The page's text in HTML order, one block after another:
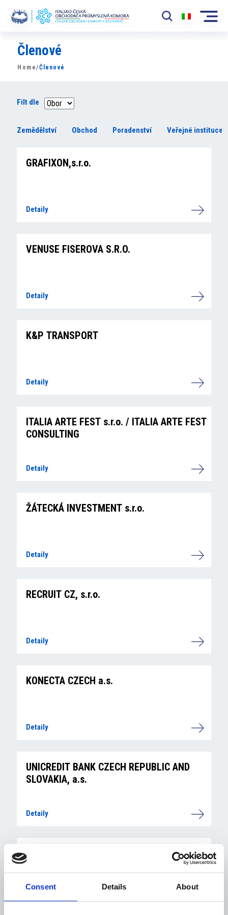
Consent Details About
Komora
News
Události
Partneři
Členská sekce
Členové
Home/Členové
Filt dle
Zemědělství Obchod Poradenství Veřejné instituce
GRAFIXON,s.r.o.
Detaily
VENUSE FISEROVA S.R.O.
Detaily
K&P TRANSPORT
Detaily
ITALIA ARTE FEST s.r.o. / ITALIA ARTE FEST
CONSULTING
Detaily
ŽÁTECKÁ INVESTMENT s.r.o.
Detaily
RECRUIT CZ, s.r.o.
Detaily
KONECTA CZECH a.s.
Detaily
UNICREDIT BANK CZECH REPUBLIC AND
SLOVAKIA, a.s.
Detaily
INTESA SANPAOLO GROUP – VÚB a.s.
Detaily